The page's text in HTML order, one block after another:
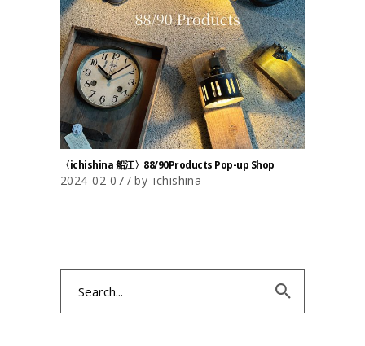
〈ichishina 船江〉88/90Products Pop-up Shop
2024-02-07 by ichishina